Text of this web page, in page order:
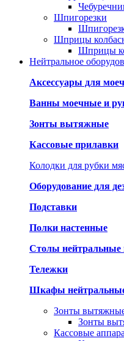
Шпигорезки
Шприцы
Шприцы
Нейтральное
Аксессуары для
Ванны моечные и
Зонты вытяжные
Кассовые прилавки
Колодки для рубки
Оборудование для
Подставки
Полки настенные
Столы нейтральные
Тележки
Шкафы
Зонты
Зонты
Кассовые